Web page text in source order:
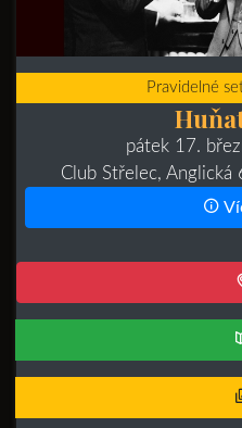
Pravidelné
pátek 17.
Club Střelec, Anglická